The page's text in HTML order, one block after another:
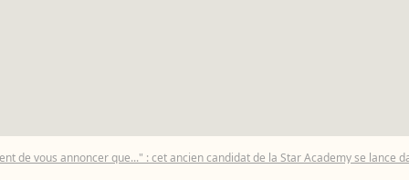
de vous annoncer que..." : cet ancien candidat de la Star Academy se lance